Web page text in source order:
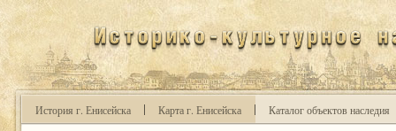
История г. Енисейска Карта г. Енисейска Каталог объектов наследия